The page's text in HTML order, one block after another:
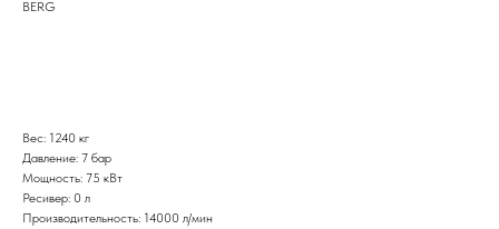
BERG
Вес: 1240 кг
Давление: 7 бар
Мощность: 75 кВт
Ресивер: 0 л
Производительность: 14000 л/мин